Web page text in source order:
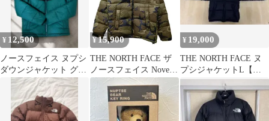
¥ 12,500
ノースフェイス ヌプシ
ダウンジャケット グリ
ーン×ブラックM
¥15,900
THE NORTH FACE ザ
ノースフェイス Novelty
Nuptse Jacket ノベルテ
ィー ヌプシジャケット
ND91842 オリーブ系 ナ
イロン サイズS G00293
¥ 19,000
THE NORTH FACE ヌ
プシジャケットL【最
終お値下げ】